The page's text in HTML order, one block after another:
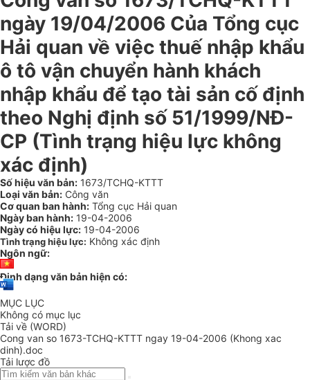
ngày 19/04/2006 Của Tổng cục
Hải quan về việc thuế nhập khẩu
ô tô vận chuyển hành khách
nhập khẩu để tạo tài sản cố định
theo Nghị định số 51/1999/NĐ-
CP (Tình trạng hiệu lực không
xác định)
Số hiệu văn bản: 1673/TCHQ-KTTT
Loại văn bản: Công văn
Cơ quan ban hành: Tổng cục Hải quan
Ngày ban hành: 19-04-2006
Ngày có hiệu lực: 19-04-2006
Tình trạng hiệu lực: Không xác định
Ngôn ngữ:
Định dạng văn bản hiện có:
MỤC LỤC
Không có mục lục
Tải về (WORD)
Cong van so 1673-TCHQ-KTTT ngay 19-04-2006 (Khong xac
dinh).doc
Tải lược đồ